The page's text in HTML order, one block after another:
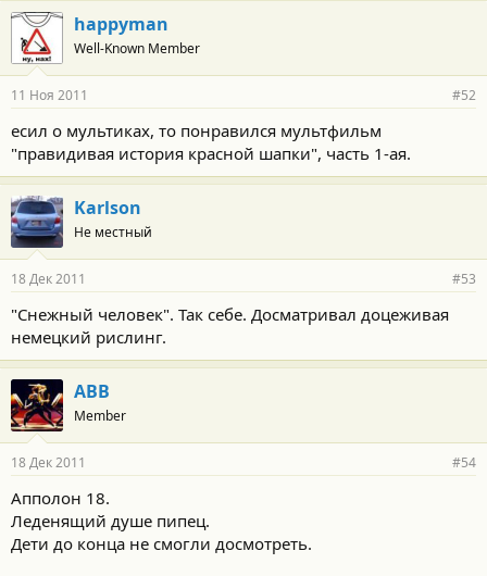
happyman
Well-Known Member
11 Ноя 2011 #52
есил о мультиках, то понравился мультфильм
"правидивая история красной шапки", часть 1-ая.
Karlson
Не местный
18 Дек 2011 #53
"Снежный человек". Так себе. Досматривал доцеживая
немецкий рислинг.
АВВ
Member
18 Дек 2011 #54
Апполон 18.
Леденящий душе пипец.
Дети до конца не смогли досмотреть.